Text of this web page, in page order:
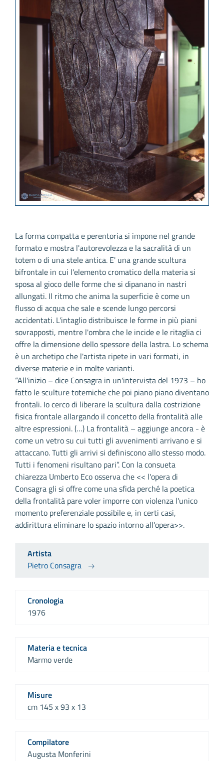
La forma compatta e perentoria si impone nel grande
formato e mostra l'autorevolezza e la sacralità di un
totem o di una stele antica. E' una grande scultura
bifrontale in cui l'elemento cromatico della materia si
sposa al gioco delle forme che si dipanano in nastri
allungati. Il ritmo che anima la superficie è come un
flusso di acqua che sale e scende lungo percorsi
accidentati. L'intaglio distribuisce le forme in più piani
sovrapposti, mentre l'ombra che le incide e le ritaglia ci
offre la dimensione dello spessore della lastra. Lo schema
è un archetipo che l'artista ripete in vari formati, in
diverse materie e in molte varianti.
“All'inizio – dice Consagra in un'intervista del 1973 – ho
fatto le sculture totemiche che poi piano piano diventano
frontali. Io cerco di liberare la scultura dalla costrizione
fisica frontale allargando il concetto della frontalità alle
altre espressioni. (…) La frontalità – aggiunge ancora - è
come un vetro su cui tutti gli avvenimenti arrivano e si
attaccano. Tutti gli arrivi si definiscono allo stesso modo.
Tutti i fenomeni risultano pari”. Con la consueta
chiarezza Umberto Eco osserva che << l'opera di
Consagra gli si offre come una sfida perché la poetica
della frontalità pare voler imporre con violenza l'unico
momento preferenziale possibile e, in certi casi,
addirittura eliminare lo spazio intorno all'opera>>.
Artista
Pietro Consagra
Cronologia
1976
Materia e tecnica
Marmo verde
Misure
cm 145 x 93 x 13
Compilatore
Augusta Monferini